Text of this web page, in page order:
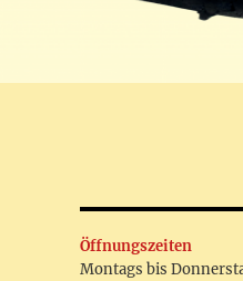
Öffnungszeiten
Montags bis